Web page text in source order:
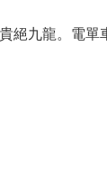
絕九龍。電